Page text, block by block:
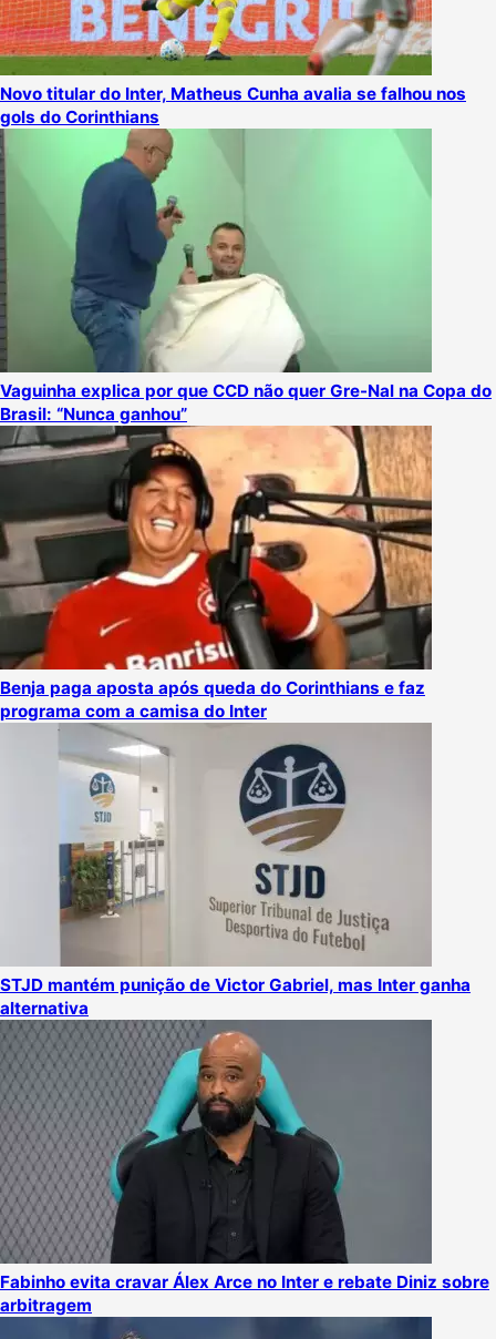
Novo titular do Inter, Matheus Cunha avalia se falhou nos
gols do Corinthians
Vaguinha explica por que CCD não quer Gre-Nal na Copa do
Brasil: “Nunca ganhou”
Benja paga aposta após queda do Corinthians e faz
programa com a camisa do Inter
STJD mantém punição de Victor Gabriel, mas Inter ganha
alternativa
Fabinho evita cravar Álex Arce no Inter e rebate Diniz sobre
arbitragem